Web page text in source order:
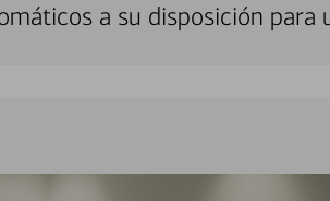
a su disposición